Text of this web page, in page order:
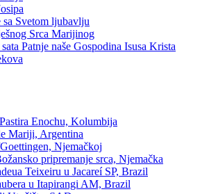
Svetom ljubavlju
Srca Marijinog
Patnje naše Gospodina Isusa Krista
Enochu, Kolumbija
Mariji, Argentina
Njemačkoj
pripremanje srca, Njemačka
Teixeiru u Jacareí SP, Brazil
u Itapirangi AM, Brazil